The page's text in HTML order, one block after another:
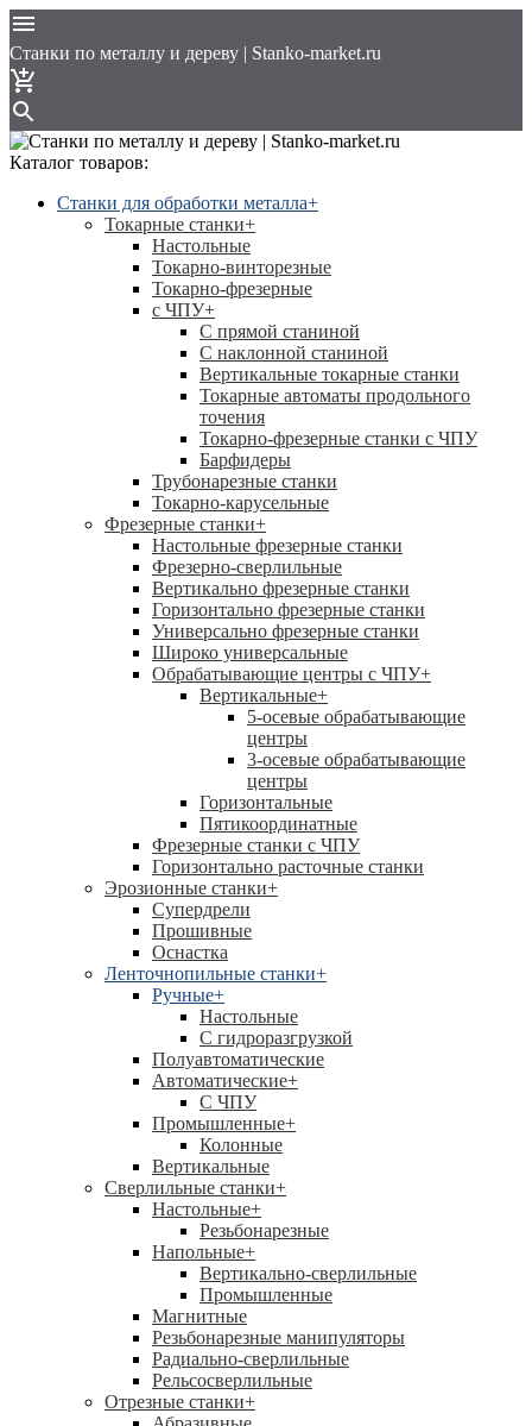
Cтанки по металлу и дереву | Stanko-market.ru
Каталог товаров:
Станки для обработки металла+
Токарные станки+
Настольные
Токарно-винторезные
Токарно-фрезерные
с ЧПУ+
С прямой станиной
C наклонной станиной
Вертикальные токарные станки
Токарные автоматы продольного
точения
Токарно-фрезерные станки с ЧПУ
Барфидеры
Трубонарезные станки
Токарно-карусельные
Фрезерные станки+
Настольные фрезерные станки
Фрезерно-сверлильные
Вертикально фрезерные станки
Горизонтально фрезерные станки
Универсально фрезерные станки
Широко универсальные
Обрабатывающие центры с ЧПУ+
Вертикальные+
5-осевые обрабатывающие
центры
3-осевые обрабатывающие
центры
Горизонтальные
Пятикоординатные
Фрезерные станки с ЧПУ
Горизонтально расточные станки
Эрозионные станки+
Супердрели
Прошивные
Оснастка
Ленточнопильные станки+
Ручные+
Настольные
С гидроразгрузкой
Полуавтоматические
Автоматические+
С ЧПУ
Промышленные+
Колонные
Вертикальные
Сверлильные станки+
Настольные+
Резьбонарезные
Напольные+
Вертикально-сверлильные
Промышленные
Магнитные
Резьбонарезные манипуляторы
Радиально-сверлильные
Рельсосверлильные
Отрезные станки+